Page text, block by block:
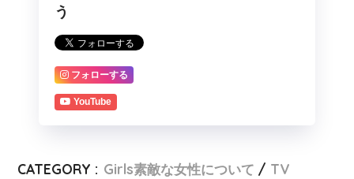
う
フォローする
YouTube
CATEGORY : Girls素敵な女性について
TV